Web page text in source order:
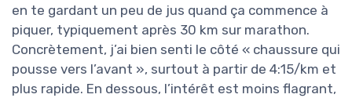
en te gardant un peu de jus quand ça commence à
piquer, typiquement après 30 km sur marathon.
Concrètement, j’ai bien senti le côté « chaussure qui
pousse vers l’avant », surtout à partir de 4:15/km et
plus rapide. En dessous, l’intérêt est moins flagrant,